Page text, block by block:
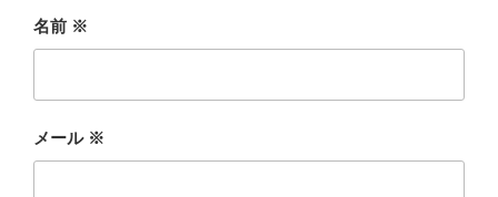
名前 ※
メール ※